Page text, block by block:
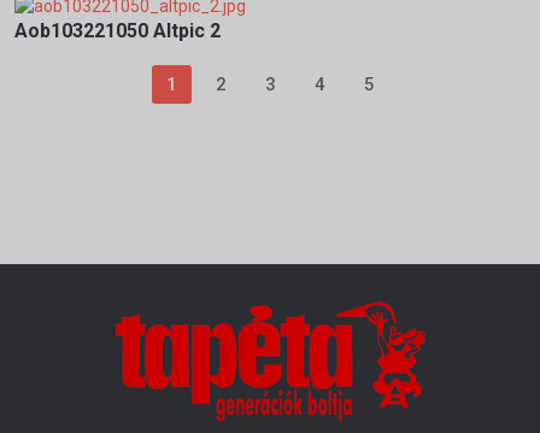
Aob103221050 Altpic 2
1 2 3 4 5